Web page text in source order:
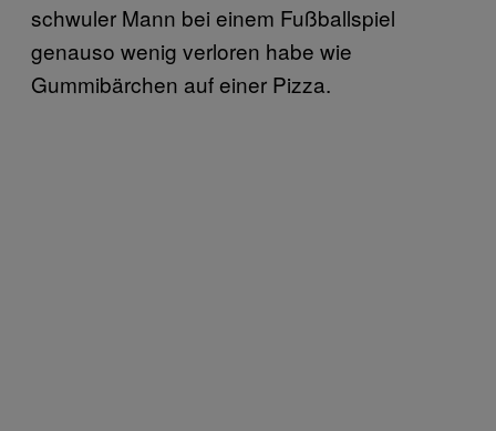
schwuler Mann bei einem Fußballspiel
genauso wenig verloren habe wie
Gummibärchen auf einer Pizza.